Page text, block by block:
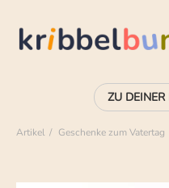
Artikel Geschenke zum Vatertag